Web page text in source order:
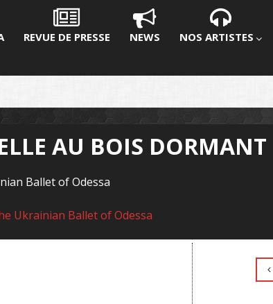
REVUE DE PRESSE NEWS NOS ARTISTES
AU BOIS DORMANT
Ballet of Odessa
Ukrainian Ballet of Odessa